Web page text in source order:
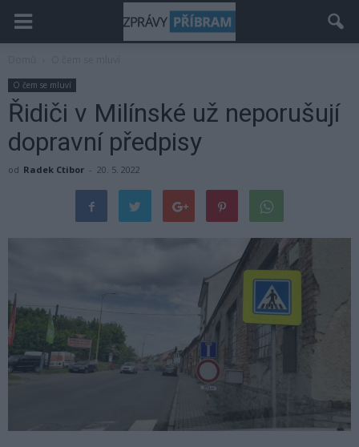
O čem se mluví
Řidiči v Milínské už neporušují
dopravní předpisy
od Radek Ctibor - 20. 5. 2022